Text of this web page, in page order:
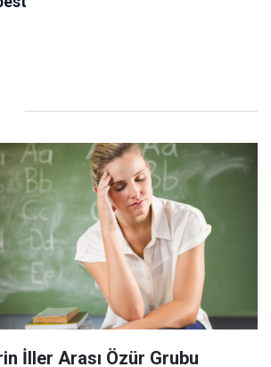
İller Arası Özür Grubu